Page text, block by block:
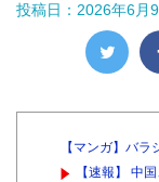
投稿日： 2026年6月
【マンガ】バ
【速報】 中